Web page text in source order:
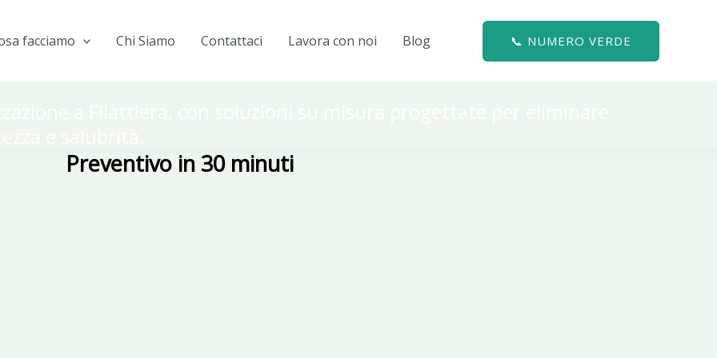
facciamo Chi Siamo Contattaci Lavora con noi Blog 📞 NUMERO VERDE
Preventivo in 30 minuti